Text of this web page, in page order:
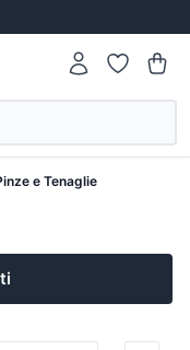
e Tenaglie